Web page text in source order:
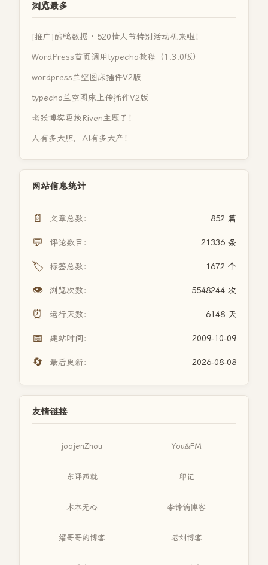
浏览最多
[推广]酷鸭数据 · 520情人节特别活动机来啦！
WordPress首页调用typecho教程（1.3.0版）
wordpress兰空图床插件V2版
typecho兰空图床上传插件V2版
老张博客更换Riven主题了！
人有多大胆，AI有多大产！
网站信息统计
📄 文章总数： 852 篇
💬 评论数目： 21336 条
🏷️ 标签总数： 1672 个
👁️ 浏览次数： 5548244 次
⏰ 运行天数： 6148 天
📅 建站时间： 2009-10-09
🔄 最后更新： 2026-08-08
友情链接
joojenZhou You&FM
东评西就 印记
木本无心 李锋镝博客
缙哥哥的博客 老刘博客